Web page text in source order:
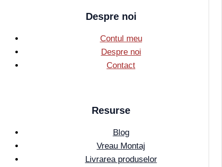
Despre noi
Contul meu
Despre noi
Contact
Resurse
Blog
Vreau Montaj
Livrarea produselor